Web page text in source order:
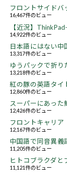
フロントサイドバ
16,467件のビュー
【近況】
14,922件のビュー
日本語にはない中
13,317件のビュー
ゆうパックで折り
13,218件のビュー
紅の豚の英語タイ
12,860件のビュー
スーパーにあった
12,426件のビュー
フロントキャリア
12,167件のビュー
中国語で同音異義
11,205件のビュー
ヒトコブラクダと
11,121件のビュー